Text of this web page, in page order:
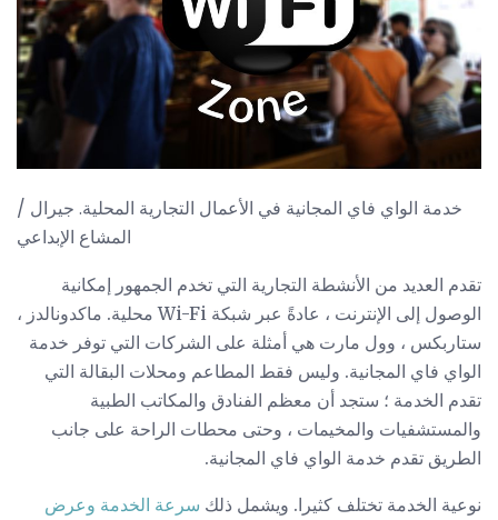
خدمة الواي فاي المجانية في الأعمال التجارية المحلية. جيرال /
المشاع الإبداعي
تقدم العديد من الأنشطة التجارية التي تخدم الجمهور إمكانية
الوصول إلى الإنترنت ، عادةً عبر شبكة Wi-Fi محلية. ماكدونالدز ،
ستاربكس ، وول مارت هي أمثلة على الشركات التي توفر خدمة
الواي فاي المجانية. وليس فقط المطاعم ومحلات البقالة التي
تقدم الخدمة ؛ ستجد أن معظم الفنادق والمكاتب الطبية
والمستشفيات والمخيمات ، وحتى محطات الراحة على جانب
الطريق تقدم خدمة الواي فاي المجانية.
نوعية الخدمة تختلف كثيرا. ويشمل ذلك سرعة الخدمة وعرض